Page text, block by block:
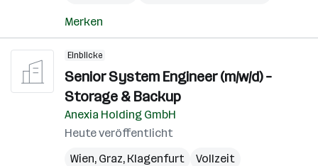
Merken
Einblicke
Senior System Engineer (m/w/d) –
Storage & Backup
Anexia Holding GmbH
Heute veröffentlicht
Wien, Graz, Klagenfurt
Vollzeit